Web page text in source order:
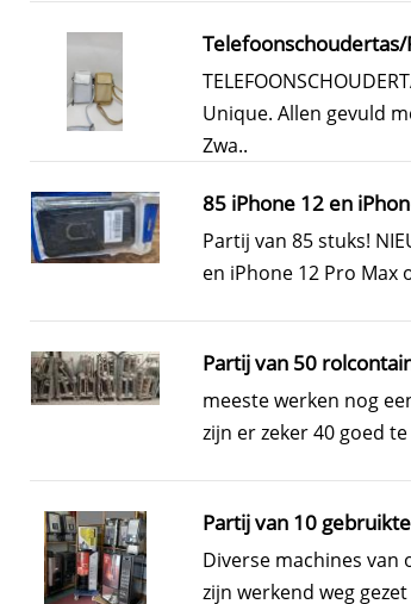
Unique. Allen gevuld
Zwa..
85 iPhone 12 en
Partij van 85 stuks!
en iPhone 12 Pro
Partij van 50
meeste werken nog
zijn er zeker 40 goed
Partij van 10
Diverse machines van
zijn werkend weg